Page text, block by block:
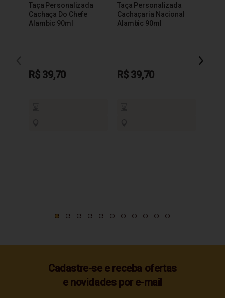
Taça Personalizada
Cachaça Do Chefe
Alambic 90ml
R$ 39,70
Taça Personalizada
Cachaçaria Nacional
Alambic 90ml
R$ 39,70
Cadastre-se e receba ofertas
e novidades por e-mail